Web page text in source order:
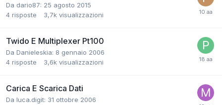
Da dario87: 25 agosto 2015
4 risposte 3,7k visualizzazioni
Twido E Multiplexer Pt100
Da Danieleskia: 8 gennaio 2006
4 risposte 3,6k visualizzazioni
Carica E Scarica Dati
Da luca.digit: 31 ottobre 2006